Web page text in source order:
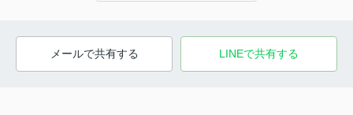
メールで共有する LINEで共有する